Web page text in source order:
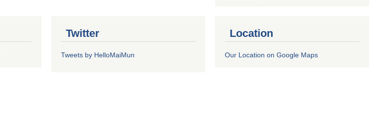
Twitter
Tweets by HelloMaiMun
Location
Our Location on Google Maps